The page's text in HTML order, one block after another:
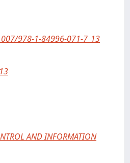
978-1-84996-071-7_13
AND INFORMATION